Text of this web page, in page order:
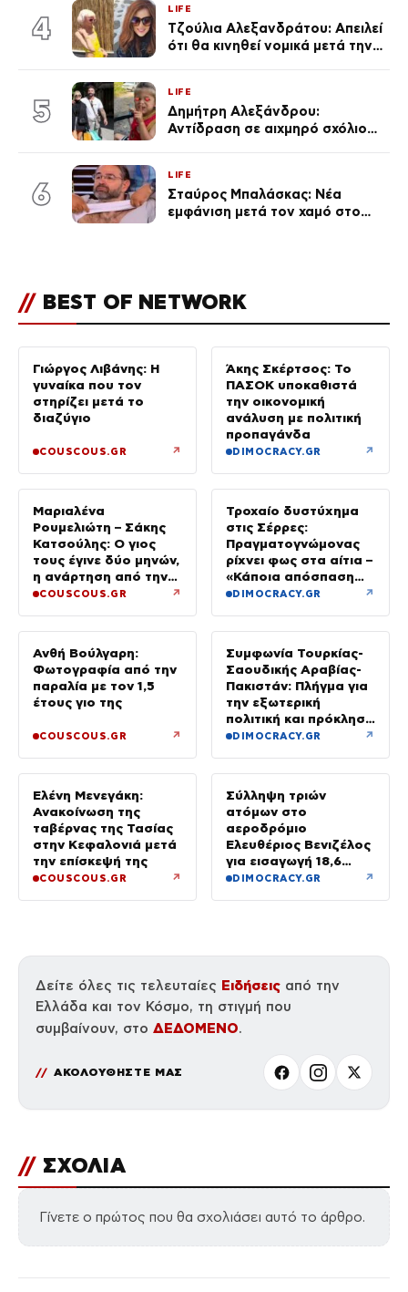
του Θεού»
4
LIFE
Τζούλια Αλεξανδράτου: Απειλεί
ότι θα κινηθεί νομικά μετά την
5
LIFE
Δημήτρη Αλεξάνδρου:
Αντίδραση σε αιχμηρό σχόλιο
6
LIFE
Σταύρος Μπαλάσκας: Νέα
εμφάνιση μετά τον χαμό στο
// BEST OF NETWORK
Γιώργος Λιβάνης: Η
γυναίκα που τον
στηρίζει μετά το
διαζύγιο
COUSCOUS.GR ↗
Άκης Σκέρτσος: Το
ΠΑΣΟΚ υποκαθιστά
την οικονομική
ανάλυση με πολιτική
προπαγάνδα
DIMOCRACY.GR ↗
Μαριαλένα
Ρουμελιώτη – Σάκης
Κατσούλης: Ο γιος
τους έγινε δύο μηνών,
η ανάρτηση από την
παραλία
COUSCOUS.GR ↗
Τροχαίο δυστύχημα
στις Σέρρες:
Πραγματογνώμονας
ρίχνει φως στα αίτια –
«Κάποια απόσπαση
προσοχής, ίσως
DIMOCRACY.GR ↗
Ανθή Βούλγαρη:
Φωτογραφία από την
παραλία με τον 1,5
έτους γιο της
COUSCOUS.GR ↗
Συμφωνία Τουρκίας-
Σαουδικής Αραβίας-
Πακιστάν: Πλήγμα για
την εξωτερική
πολιτική και πρόκληση
για την Αθήνα, λέει η
DIMOCRACY.GR ↗
Ελένη Μενεγάκη:
Ανακοίνωση της
ταβέρνας της Τασίας
στην Κεφαλονιά μετά
την επίσκεψή της
COUSCOUS.GR ↗
Σύλληψη τριών
ατόμων στο
αεροδρόμιο
Ελευθέριος Βενιζέλος
για εισαγωγή 18,6
κιλών υδροπονικής
DIMOCRACY.GR ↗
Δείτε όλες τις τελευταίες Ειδήσεις από την
Ελλάδα και τον Κόσμο, τη στιγμή που
συμβαίνουν, στο ΔΕΔΟΜΕΝΟ.
ΑΚΟΛΟΥΘΗΣΤΕ ΜΑΣ
// ΣΧΟΛΙΑ
Γίνετε ο πρώτος που θα σχολιάσει αυτό το άρθρο.